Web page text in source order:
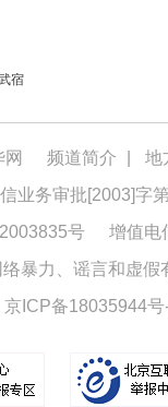
宿
网 频道简介 地
业务审批[2003]字
号
增值电
暴力、谣言和虚
京ICP备18035944号